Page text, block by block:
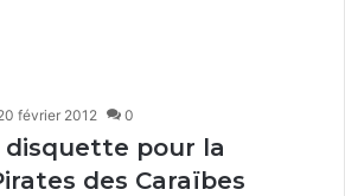
février 2012 0
pour la
des Caraïbes